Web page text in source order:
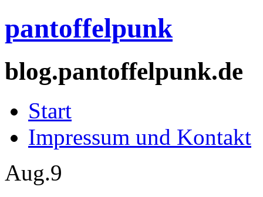
pantoffelpunk
blog.pantoffelpunk.de
Start
Impressum und Kontakt
Aug.9